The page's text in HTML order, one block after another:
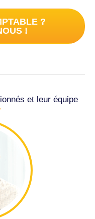
?
!
et leur équipe